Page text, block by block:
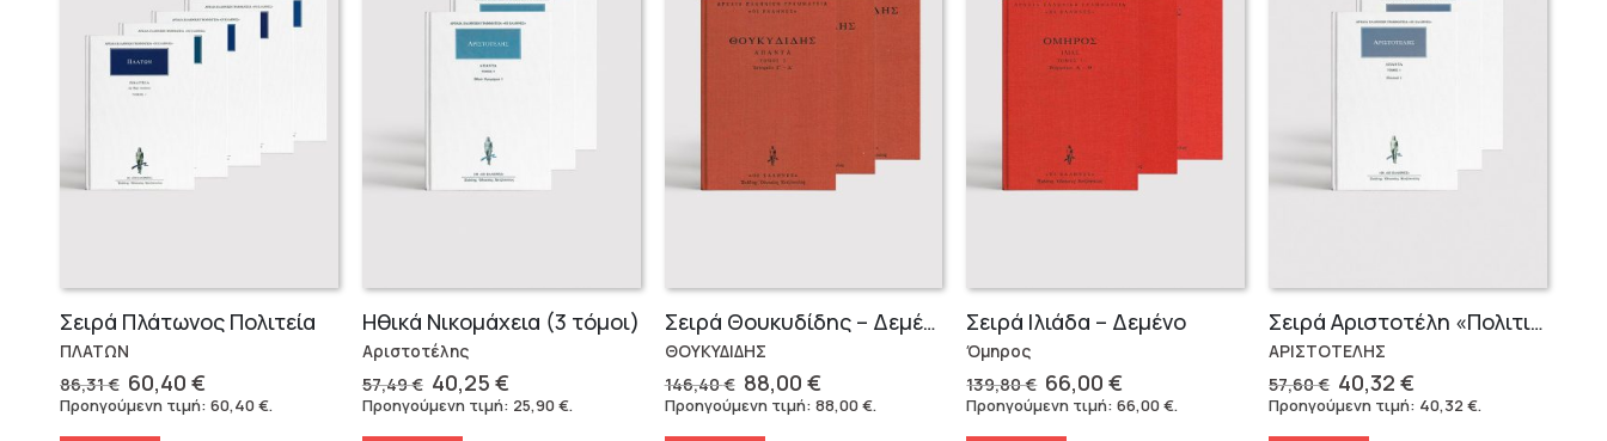
Σειρά Πλάτωνος Πολιτεία
ΠΛΑΤΩΝ
86,31€ Original
price
60,40€
τρέχουσα
Προηγούμενη τιμή: 60,40€.
Ηθικά Νικομάχεια (3 τόμοι)
Αριστοτέλης
57,49€ Original
price
40,25 €Η
τρέχουσα
Προηγούμενη τιμή: 25,90€.
Σειρά Θουκυδίδης – Δεμένο (4 τόμοι)
ΘΟΥΚΥΔΙΔΗΣ
146,40€ Original
price
88,00 €Η
τρέχουσα
Προηγούμενη τιμή: 88,00€.
Σειρά Ιλιάδα – Δεμένο
Όμηρος
139,80€ Original
price
66,00€
τρέχουσα
Προηγούμενη τιμή:66,00€.
Σειρά Αριστοτέλη «Πολιτικά» (3 τόμοι)
ΑΡΙΣΤΟΤΕΛΗΣ
57,60€ Original
price
40,32€
τρέχουσα
Προηγούμενη τιμή: 40,32€.